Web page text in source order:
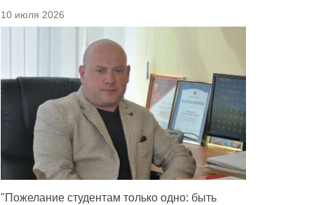
10 июля 2026
"Пожелание студентам только одно: быть